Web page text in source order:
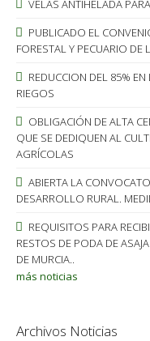
VELAS ANTIHELADA
PUBLICADO EL
FORESTAL Y PECUARIO DE
REDUCCION DEL 85% EN
RIEGOS
OBLIGACIÓN DE ALTA
QUE SE DEDIQUEN AL
AGRÍCOLAS
ABIERTA LA
DESARROLLO RURAL.
REQUISITOS PARA
RESTOS DE PODA DE
DE MURCIA..
más noticias
Archivos Noticias